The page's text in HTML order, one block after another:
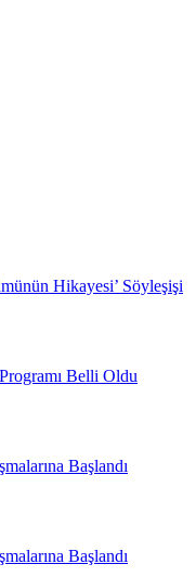
Hikayesi’ Söyleşişi
Belli Oldu
Başlandı
Başlandı